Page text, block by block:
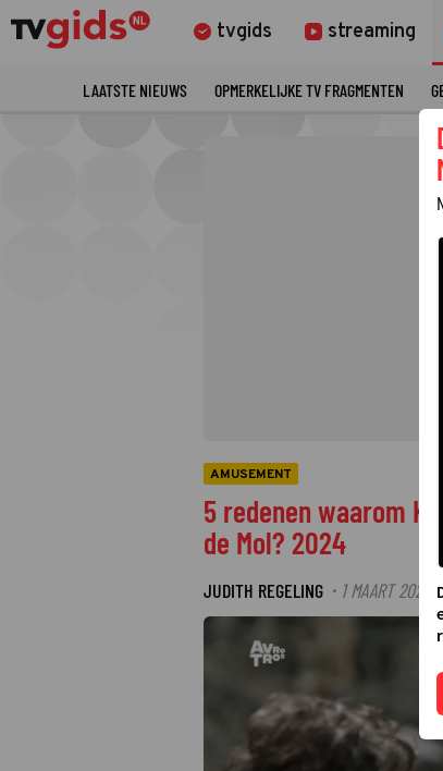
tvgids streaming
LAATSTE NIEUWS OPMERKELIJKE TV FRAGMENTEN
AMUSEMENT
5 redenen waarom
de Mol? 2024
JUDITH REGELING · 1 MAART 2024